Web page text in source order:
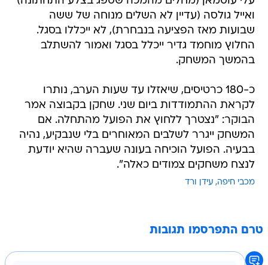
ואייל גולסה (עדיין לא השלים מנוחה של ששה
שבועות מאז הפציעה בנבחרת), לא ייכללו בסגל.
החלוץ מוחמד גדיר ייכלל בסגל ואמור להשתלב
בהמשך המשחק.
כ-180 כרטיסים, שיאזלו עד שעות הערב, נותרו
לקראת ההתמודדות ביום שני. שחקן בקבוצה אמר
הבוקר: "נצטרך ללחוץ את הפועל מהתחלה. אם
המשחק ייגרר לשלבים המאוחרים בלי שנבקיע, נהיה
בבעיה. הפועל הוכיחה בעונה שעברה שהיא יודעת
לנצח משחקים צמודים כאלה".
מכבי חיפה עידן ורד
טרם התפרסמו תגובות